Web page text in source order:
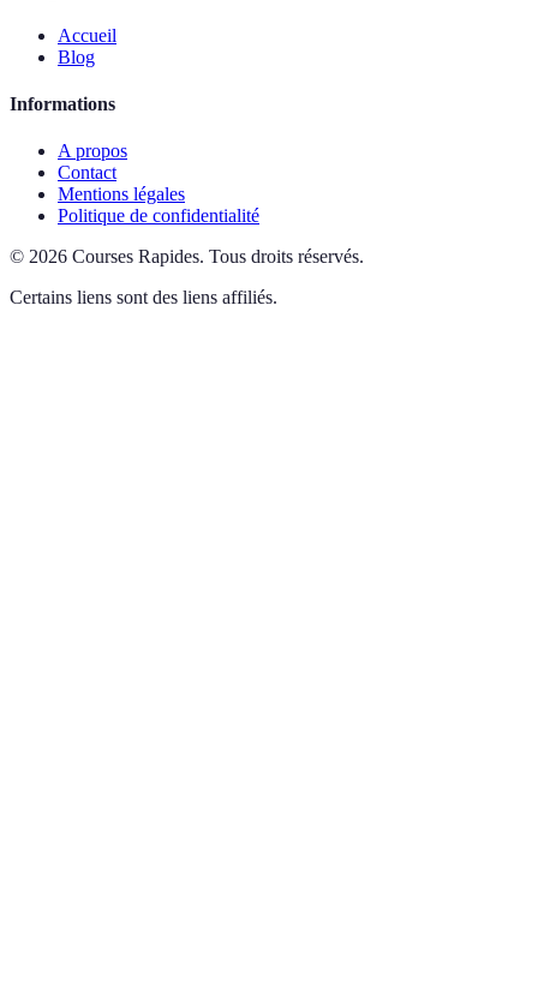
Accueil
Blog
Informations
A propos
Contact
Mentions légales
Politique de confidentialité
© 2026 Courses Rapides. Tous droits réservés.
Certains liens sont des liens affiliés.